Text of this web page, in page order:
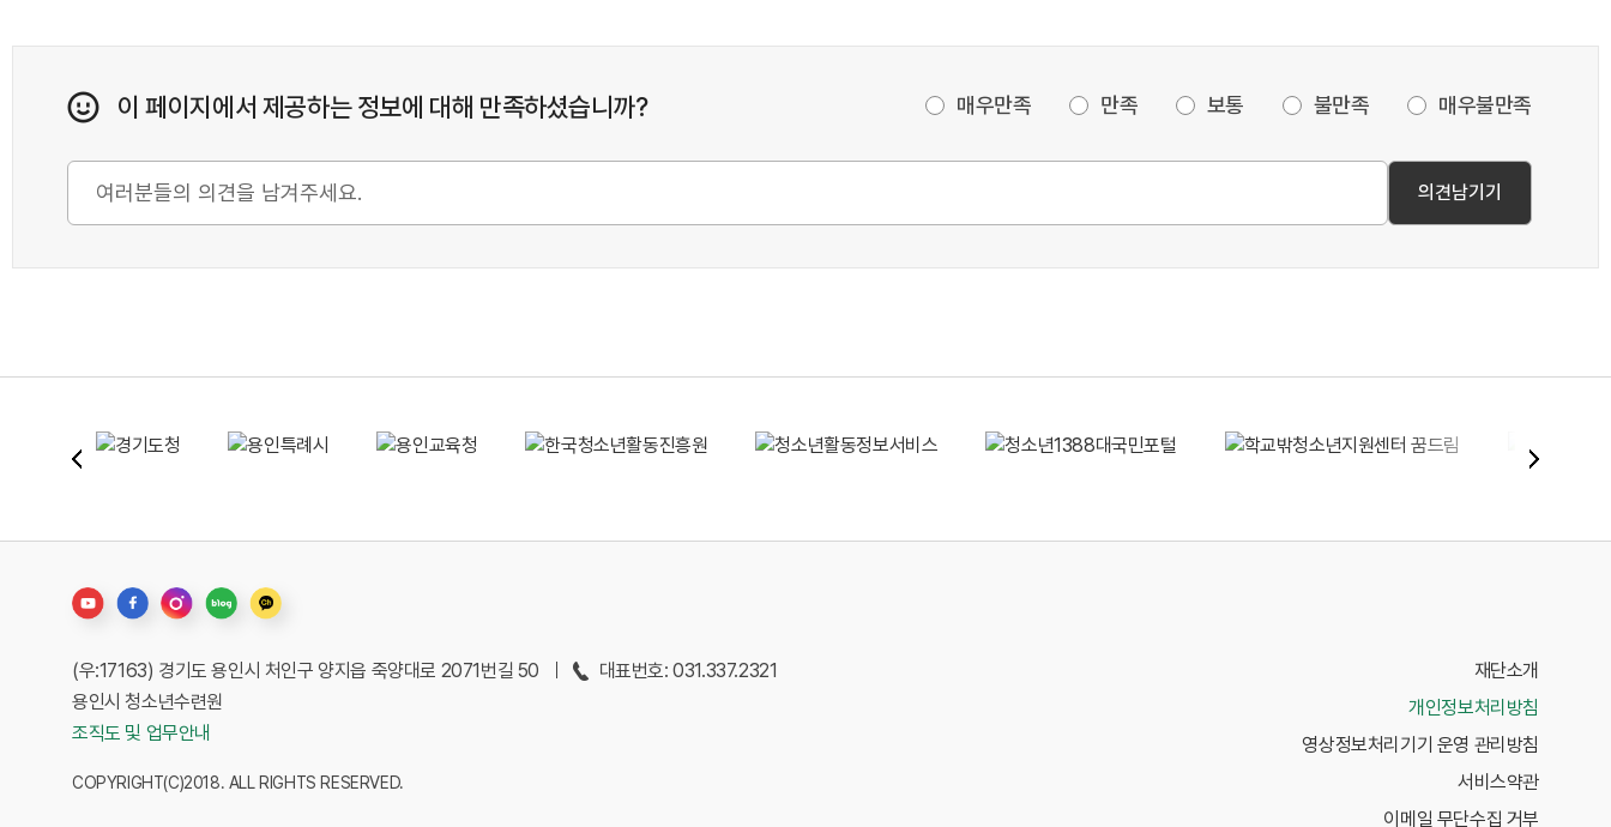
이 페이지에서 제공하는 정보에 대해 만족하셨습니까? 매우만족 만족 보통 불만족 매우불만족
(우:17163) 경기도 용인시 처인구 양지읍 죽양대로 2071번길 50
대표번호: 031.337.2321
용인시 청소년수련원
조직도 및 업무안내
COPYRIGHT(C)2018. ALL RIGHTS RESERVED.
재단소개
개인정보처리방침
영상정보처리기기 운영 관리방침
서비스약관
이메일 무단수집 거부